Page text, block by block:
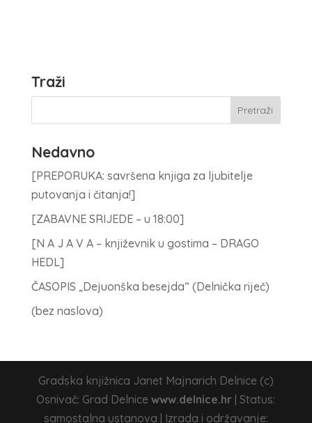
Traži
Nedavno
[PREPORUKA: savršena knjiga za ljubitelje
putovanja i čitanja!]
[ZABAVNE SRIJEDE – u 18:00]
[N A J A V A – književnik u gostima – DRAGO
HEDL]
ČASOPIS „Dejuonška besejda“ (Delnička riječ)
(bez naslova)
Gradska knjižnica Janet Majnarich Delnice (c)
Osnivač: Grad Delnicewww.delnice.hr | Status:
samostalna ustanova | Izrada i održavanje: